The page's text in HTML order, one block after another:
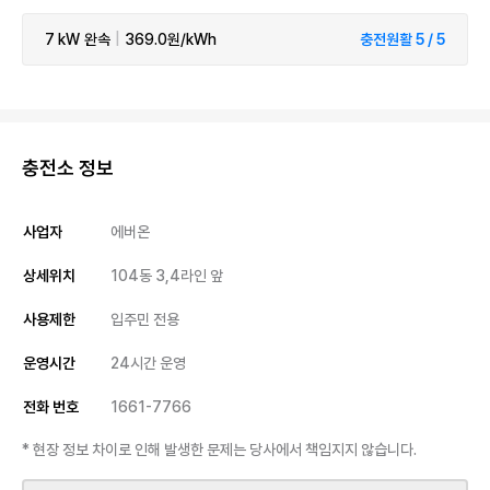
7 kW 완속 369.0원/kWh 충전원활 5 / 5
충전소 정보
사업자 에버온
상세위치 104동 3,4라인 앞
사용제한 입주민 전용
운영시간 24시간 운영
전화 번호 1661-7766
* 현장 정보 차이로 인해 발생한 문제는 당사에서 책임지지 않습니다.